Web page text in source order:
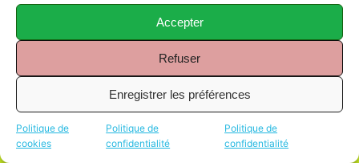
Accepter
Refuser
Enregistrer les préférences
Politique de
cookies
Politique de
confidentialité
Politique de
confidentialité